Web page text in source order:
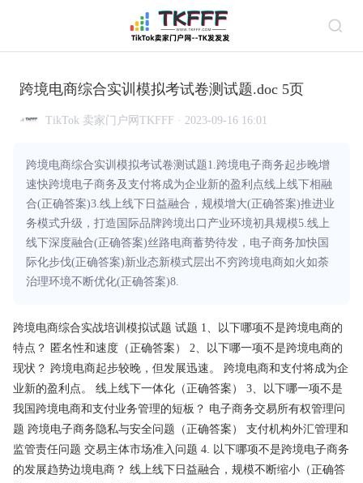
跨境电商综合实训模拟考试卷测试题.doc 5页
TikTok 卖家门户网TKFFF · 2023-09-16 16:01
跨境电商综合实训模拟考试卷测试题1.跨境电子商务起步晚增
速快跨境电子商务及支付将成为企业新的盈利点线上线下相融
合(正确答案)3.线上线下日益融合，规模增大(正确答案)推进业
务模式升级，打造国际品牌跨境出口产业环境初具规模5.线上
线下深度融合(正确答案)丝路电商蓄势待发，电子商务加快国
际化步伐(正确答案)新业态新模式层出不穷跨境电商如火如荼
治理环境不断优化(正确答案)8.
跨境电商综合实战培训模拟试题 试题 1、以下哪项不是跨境电商的
特点？ 匿名性和速度（ 正确答案 ） 2、以下哪一项不是跨境电商的
现状？ 跨境电商起步较晚，但发展迅速。 跨境电商和支付将成为企
业新的盈利点。 线上线下一体化（正确答案） 3、以下哪一项不是
我国跨境电商和支付业务管理的短板？ 电子商务交易所有权管理问
题 跨境电子商务隐私与安全问题（正确答案） 支付机构外汇管理和
监管责任问题 交易主体市场准入问题 4. 以下哪项不是跨境电子商务
的发展趋势边境电商？ 线上线下日益融合，规模不断缩小（正确答